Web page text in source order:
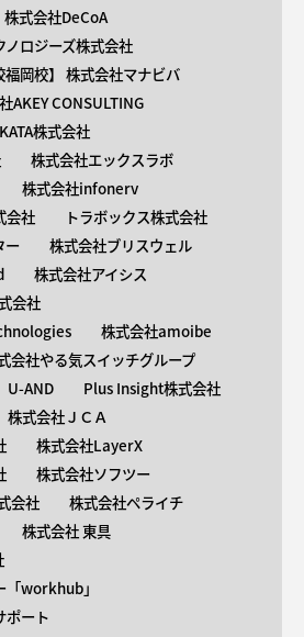
株式会社DeCoA
ノロジーズ株式会社
福岡校】 株式会社マナビバ
AKEY CONSULTING
株式会社
株式会社エックスラボ
株式会社infonerv
会社
トラボックス株式会社
ー
株式会社ブリスウェル
株式会社アイシス
会社
株式会社amoibe
会社やる気スイッチグループ
U-AND
Plus Insight株式会社
株式会社ＪＣＡ
株式会社LayerX
株式会社ソフツー
会社
株式会社ペライチ
株式会社 東具
「workhub」
ポート